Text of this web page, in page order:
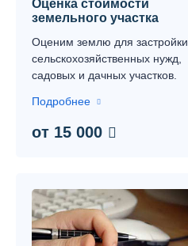
Оценка стоимости
земельного участка
Оценим землю для застройки,
сельскохозяйственных нужд,
садовых и дачных участков.
Подробнее
от 15 000